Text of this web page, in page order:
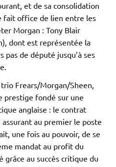
et de sa consolidation
fait office de lien entre les
Morgan : Tony Blair
dont est représentée la
de député jusqu’à ses
Frears/Morgan/Sheen,
fondé sur une
anglaise : le contrat
au premier le poste
une fois au pouvoir, de se
mandat au profit du
grâce au succès critique du